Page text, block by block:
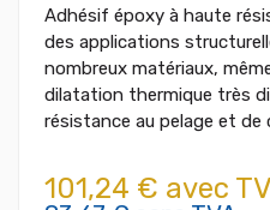
Adhésif époxy à haute
des applications
nombreux matériaux,
dilatation thermique très
résistance au pelage et de
101,24 € avec